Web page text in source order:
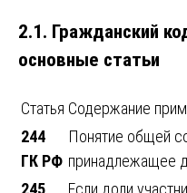
2.1. Гражданский
основные статьи
Статья Содержание
244
ГК РФ
Понятие общей
принадлежащее
245
Если доли